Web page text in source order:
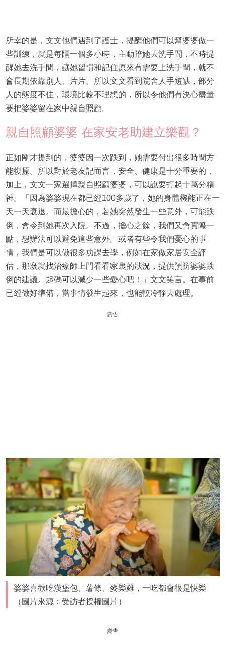
所幸的是，文文他們遇到了護士，提醒他們可以幫婆婆做一
些訓練，就是每隔一個多小時，主動陪她去洗手間，不時提
醒她去洗手間，讓她習慣和記住原來有需要上洗手間，就不
會長期依靠別人、片片。所以文文看到院舍人手短缺，部分
人的態度不佳，環境比較不理想的，所以令他們有決心盡量
要把婆婆留在家中親自照顧。
親自照顧婆婆 在家安老助建立樂觀？
正如剛才提到的，婆婆因一次跌到，她需要付出很多時間方
能復原。所以對於老友記而言，安全、健康是十分重要的，
加上，文文一家選擇親自照顧婆婆，可以說要打起十萬分精
神。「因為婆婆現在都已經100多歲了，她的身體機能正在一
天一天衰退。而最擔心的，若她突然發生一些意外，可能跌
倒，會令到她再次入院。不過，擔心之餘，我們又會實際一
點，想辦法可以避免這些意外。或者有些令我們憂心的事
情，我們是可以做很多功課去學，例如在家做家居安全評
估，那麼就找治療師上門看看家裏的狀況，提供預防婆婆跌
倒的建議。起碼可以減少一些憂心吧！」文文笑言。在事前
已經做好準備，當事情發生起來，也能較冷靜去處理。
廣告
婆婆喜歡吃漢堡包、薯條、麥樂雞，一吃都會很是快樂
（圖片來源：受訪者授權圖片）
廣告